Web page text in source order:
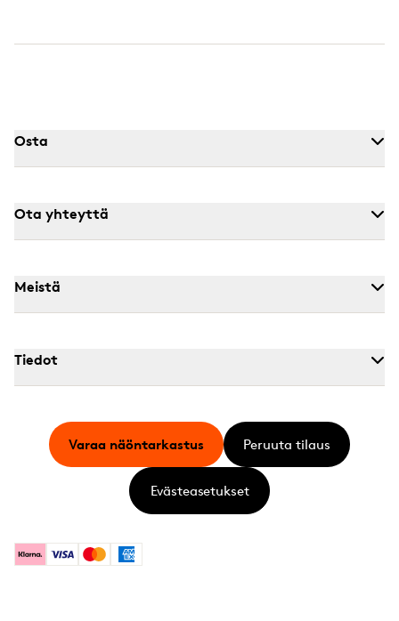
Osta
Ota yhteyttä
Meistä
Tiedot
KlarnaVisa MastercardAmerican Express
Varaa näöntarkastus Peruuta tilaus
Evästeasetukset